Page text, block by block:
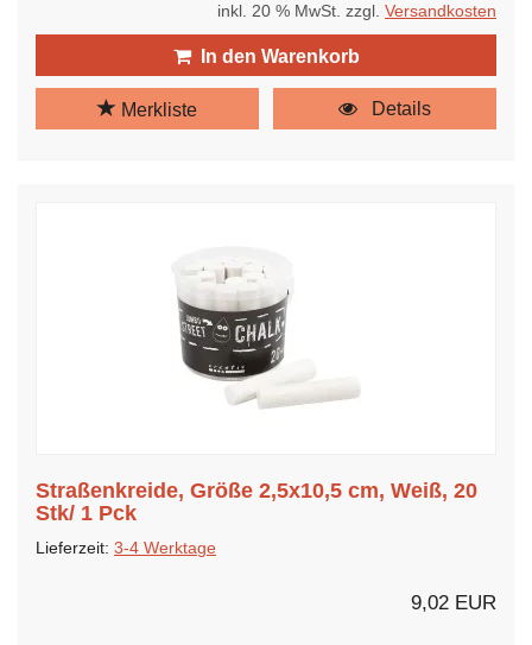
inkl. 20 % MwSt. zzgl. Versandkosten
In den Warenkorb
Merkliste Details
Straßenkreide, Größe 2,5x10,5 cm, Weiß, 20
Stk/ 1 Pck
Lieferzeit: 3-4 Werktage
9,02 EUR